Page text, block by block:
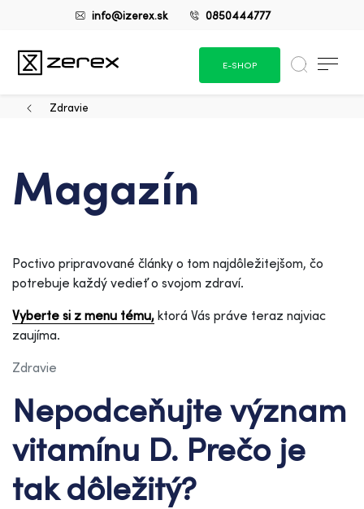
info@izerex.sk 0850444777
E-SHOP
Zdravie
Magazín
Poctivo pripravované články o tom najdôležitejšom, čo
potrebuje každý vedieť o svojom zdraví.
Vyberte si z menu tému, ktorá Vás práve teraz najviac
zaujíma.
Zdravie
Nepodceňujte význam
vitamínu D. Prečo je
tak dôležitý?